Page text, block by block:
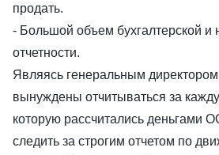
продать.
- Большой объем бухгалтерской и
отчетности.
Являясь генеральным
вынуждены отчитываться за
которую рассчитались деньгами
следить за строгим отчетом по